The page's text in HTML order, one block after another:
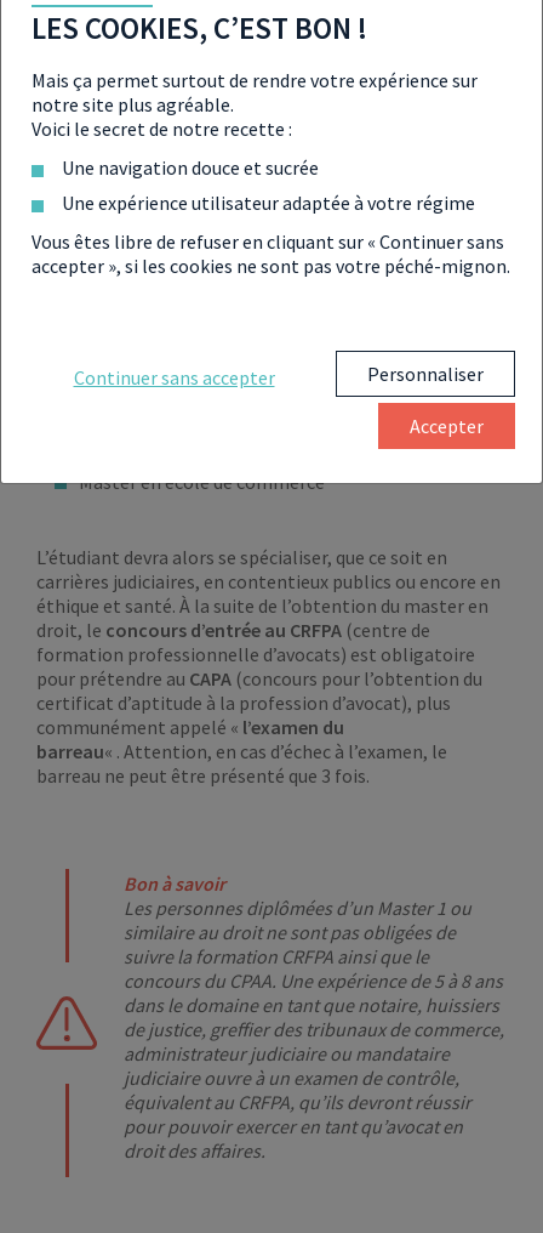
QUESTIONS RÉPONSES
QUELLES SONT LES FORMATIONS
POUR DEVENIR AVOCAT D’AFFAIRES ?
Pourdevenir avocat en droit des affaires, un
baccalauréat général defilière ESde préférence,
Master en économie et gestion mention droit
Master en école de commerce
L’étudiant devra alors se spécialiser, que ce soit en
carrières judiciaires, en contentieux publics ou encore en
éthique et santé. À la suite de l’obtention du master en
droit, le concours d’entrée au CRFPA (centre de
formation professionnelle d’avocats) est obligatoire
pour prétendre au CAPA (concours pour l’obtention du
certificat d’aptitude à la profession d’avocat), plus
communément appelé « l’examen du
barreau« . Attention, en cas d’échec à l’examen, le
barreau ne peut être présenté que 3 fois.
Bon à savoir
Les personnes diplômées d’un Master 1 ou
similaire au droit ne sont pas obligées de
suivre la formation CRFPA ainsi que le
concours du CPAA. Une expérience de 5 à 8 ans
dans le domaine en tant que notaire, huissiers
de justice, greffier des tribunaux de commerce,
administrateur judiciaire ou mandataire
judiciaire ouvre à un examen de contrôle,
équivalent au CRFPA, qu’ils devront réussir
pour pouvoir exercer en tant qu’avocat en
droit des affaires.
LES COOKIES, C’EST BON !
Mais ça permet surtout de rendre votre expérience sur
notre site plus agréable.
Voici le secret de notre recette :
Une navigation douce et sucrée
Une expérience utilisateur adaptée à votre régime
Vous êtes libre de refuser en cliquant sur « Continuer sans
accepter », si les cookies ne sont pas votre péché-mignon.
Continuer sans accepter Personnaliser
Accepter